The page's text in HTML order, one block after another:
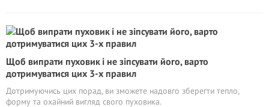
Щоб випрати пуховик і не зіпсувати його, варто
дотримуватися цих 3-х правил
Дотримуючись цих порад, ви зможете надовго зберегти тепло,
форму та охайний вигляд свого пуховика.